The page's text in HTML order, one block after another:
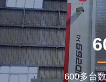
600多台